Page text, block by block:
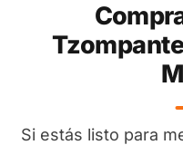
Si estás listo para